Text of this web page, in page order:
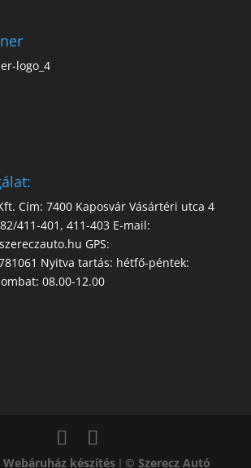
Cím: 7400 Kaposvár Vásártéri utca 4
411-401, 411-403 E-mail:
GPS:
Nyitva tartás: hétfő-péntek:
08.00-12.00
Webáruház készítés I © Szerecz Autó